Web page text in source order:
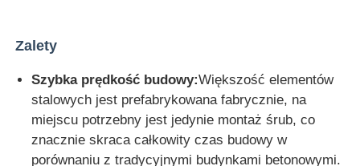
Zalety
Szybka prędkość budowy:Większość elementów
stalowych jest prefabrykowana fabrycznie, na
miejscu potrzebny jest jedynie montaż śrub, co
znacznie skraca całkowity czas budowy w
porównaniu z tradycyjnymi budynkami betonowymi.